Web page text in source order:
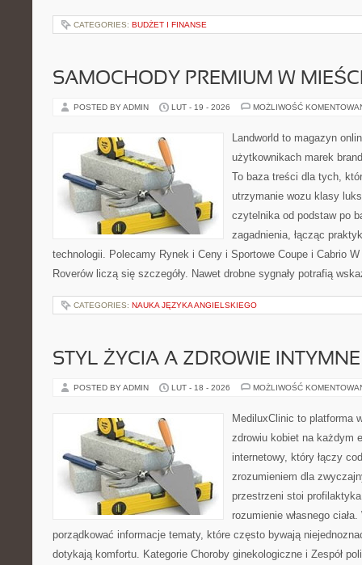
CATEGORIES: BUDŻET I FINANSE
SAMOCHODY PREMIUM W
POSTED BY ADMIN LUT - 19 - 2026 MOŻLIWOŚĆ
Landworld to magazyn
użytkownikach marek
To baza treści dla tych,
utrzymanie wozu klasy
czytelnika od podstaw po
zagadnienia, łącząc
technologii. Polecamy Rynek i Ceny i Sportowe Coupe i Cabrio
Roverów liczą się szczegóły. Nawet drobne sygnały potrafią
CATEGORIES: NAUKA JĘZYKA ANGIELSKIEGO
STYL ŻYCIA A ZDROWIE INTYMNE
POSTED BY ADMIN LUT - 18 - 2026 MOŻLIWOŚĆ
MediluxClinic to platforma
zdrowiu kobiet na każdym
internetowy, który łączy
zrozumieniem dla
przestrzeni stoi
rozumienie własnego
porządkować informacje tematy, które często bywają
dotykają komfortu. Kategorie Choroby ginekologiczne i Zespół